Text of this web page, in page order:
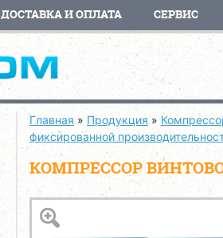
ДОСТАВКА И ОПЛАТА СЕРВИС
Главная » Продукция »
фиксированной
КОМПРЕССОР